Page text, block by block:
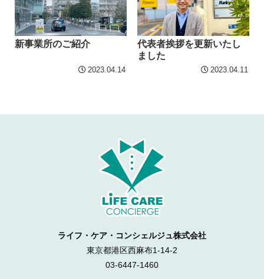
新事業所のご紹介
2023.04.14
代表者挨拶を更新いたし
ました
2023.04.11
ライフ・ケア・コンシェルジュ株式会社
東京都港区西麻布1-14-2
03-6447-1460